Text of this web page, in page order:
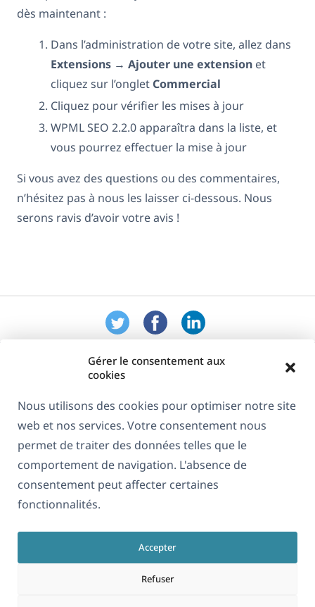
Gérer le consentement aux
cookies
Nous utilisons des cookies pour optimiser notre site
web et nos services. Votre consentement nous
permet de traiter des données telles que le
comportement de navigation. L'absence de
consentement peut affecter certaines
fonctionnalités.
Accepter
Refuser
dès maintenant :
Dans l’administration de votre site, allez dans
Extensions → Ajouter une extension et
cliquez sur l’onglet Commercial
Cliquez pour vérifier les mises à jour
WPML SEO 2.2.0 apparaîtra dans la liste, et
vous pourrez effectuer la mise à jour
Si vous avez des questions ou des commentaires,
n’hésitez pas à nous les laisser ci-dessous. Nous
serons ravis d’avoir votre avis !
Français
RGPD & Politique de confidentialité
Rejoignez notre équipe
fenêtre)
dans
une
nouvelle
fenêtre)
dans
une
nouvelle
fenêtre)
dans
nouvelle